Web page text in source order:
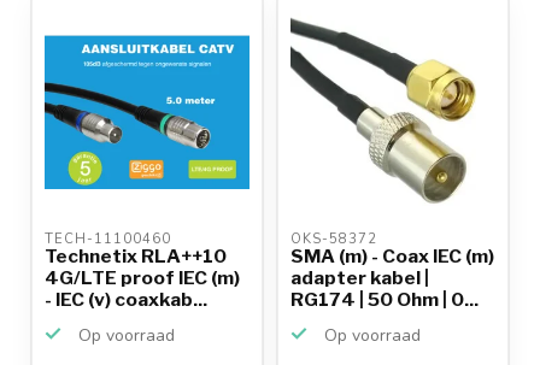
TECH-11100460
Technetix RLA++10
4G/LTE proof IEC (m)
- IEC (v) coaxkab...
Op voorraad
OKS-58372
SMA (m) - Coax IEC (m)
adapter kabel |
RG174 | 50 Ohm | 0...
Op voorraad